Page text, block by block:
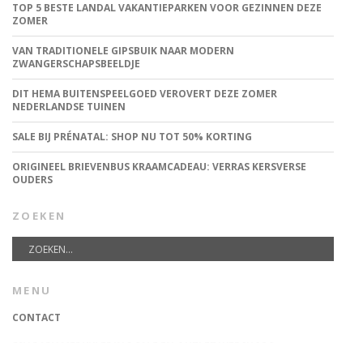
TOP 5 BESTE LANDAL VAKANTIEPARKEN VOOR GEZINNEN DEZE
ZOMER
VAN TRADITIONELE GIPSBUIK NAAR MODERN
ZWANGERSCHAPSBEELDJE
DIT HEMA BUITENSPEELGOED VEROVERT DEZE ZOMER
NEDERLANDSE TUINEN
SALE BIJ PRÉNATAL: SHOP NU TOT 50% KORTING
ORIGINEEL BRIEVENBUS KRAAMCADEAU: VERRAS KERSVERSE
OUDERS
ZOEKEN
MENU
CONTACT